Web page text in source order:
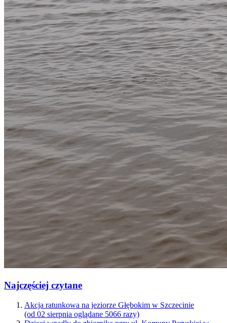
Najczęściej czytane
Akcja ratunkowa na jeziorze Głębokim w Szczecinie
(od 02 sierpnia oglądane 5066 razy)